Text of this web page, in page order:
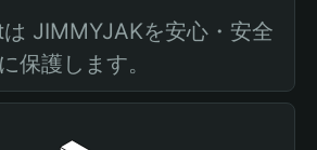
JIMMYJAKを安心・安全
に保護します。